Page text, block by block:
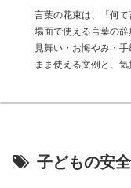
言葉の花束は、「何
場面で使える言葉の
見舞い・お悔やみ・
まま使える文例と、
子どもの安全